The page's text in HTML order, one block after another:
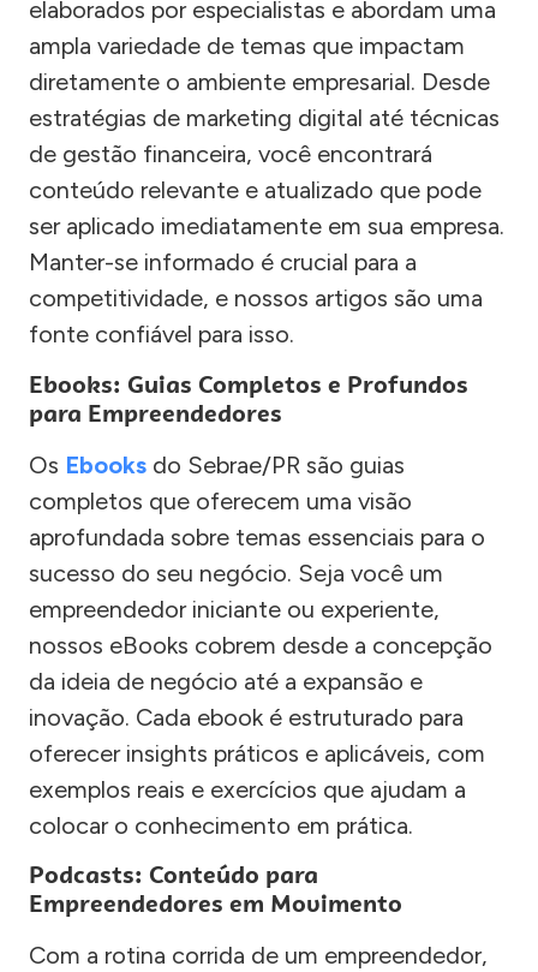
elaborados por especialistas e abordam uma
ampla variedade de temas que impactam
diretamente o ambiente empresarial. Desde
estratégias de marketing digital até técnicas
de gestão financeira, você encontrará
conteúdo relevante e atualizado que pode
ser aplicado imediatamente em sua empresa.
Manter-se informado é crucial para a
competitividade, e nossos artigos são uma
fonte confiável para isso.
Ebooks: Guias Completos e Profundos
para Empreendedores
Os Ebooks do Sebrae/PR são guias
completos que oferecem uma visão
aprofundada sobre temas essenciais para o
sucesso do seu negócio. Seja você um
empreendedor iniciante ou experiente,
nossos eBooks cobrem desde a concepção
da ideia de negócio até a expansão e
inovação. Cada ebook é estruturado para
oferecer insights práticos e aplicáveis, com
exemplos reais e exercícios que ajudam a
colocar o conhecimento em prática.
Podcasts: Conteúdo para
Empreendedores em Movimento
Com a rotina corrida de um empreendedor,